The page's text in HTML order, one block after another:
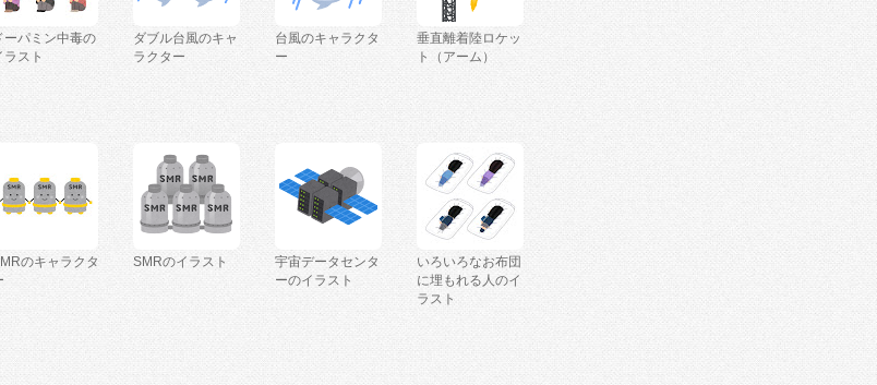
ーパミン中毒の
ラスト
ダブル台風のキャ
ラクター
台風のキャラクタ
ー
垂直離着陸ロケッ
ト（アーム）
のキャラクタ
SMRのイラスト
宇宙データセンタ
ーのイラスト
いろいろなお布団
に埋もれる人のイ
ラスト